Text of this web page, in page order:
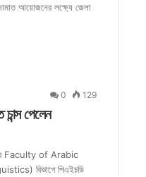
জামাত আয়োজনের লক্ষ্যে জেলা
0 129
পেলেন
Faculty of Arabic
বিভাগে পিএইচডি